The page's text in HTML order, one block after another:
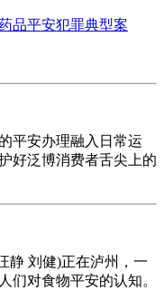
品平安犯罪典型案
平安办理融入日常运
好泛博消费者舌尖上的
静 刘健)正在泸州，一
们对食物平安的认知。